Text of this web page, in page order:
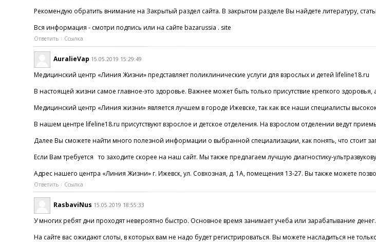
Рекомендую обратить внимание на Закрытый раздел сайта. В закрытом разделе Вы найдете литературу,
Вся информация - смотри подпись или на сайте bazarussia . site
Ответить Ссылка
AuralieVap 15.05.2019 15:29:49
Медицинский центр «Линия Жизни» представляет поликлинические услуги для взрослых и детей lifeline18.ru
В настоящей жизни самое главное-это здоровье. Важнее может быть только присутствие крепкого
Медицинский центр «Линия жизни» является лучшем в городе Ижевске, так как все наши специалисты
В нашем центре lifeline18.ru присутствуют взрослое и детское отделения. На взрослом отделении ведут
Далее Вы сможете найти много полезной информации о выбранной специализации, как понять, что стоит
Если Вам требуется то заходите скорее на наш сайт. Мы также предлагаем лучшую диагностику-
Адрес нашего центра «Линия Жизни» г. Ижевск, ул. Совхозная, д. 1А, помещения 13-27. Вы также можете
Ответить Ссылка
RasbaviNus 15.05.2019 18:55:33
У многих ребят дни проходят невероятно быстро. Основное время занимает учеба или зарабатывание
На сайте вас ожидают слоты, в которых вам не надо будет регистрироваться. Вы можете насладиться не